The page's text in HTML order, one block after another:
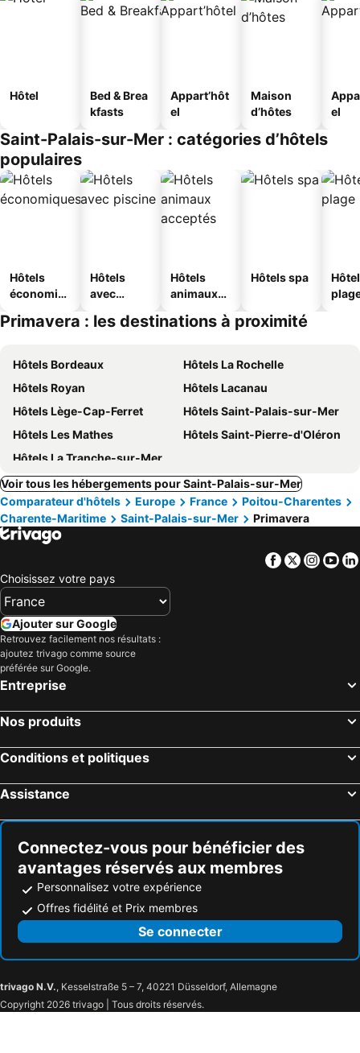
Hôtel
Bed & Brea
kfasts
Appart’hôt
el
Maison
d’hôtes
el
Saint-Palais-sur-Mer : catégories d’hôtels
populaires
Hôtels
économiq
Hôtels
avec
Hôtels
animaux
Hôtels spa
Primavera : les destinations à proximité
Hôtels Bordeaux
Hôtels La Rochelle
Hôtels Royan
Hôtels Lacanau
Hôtels Lège-Cap-Ferret
Hôtels Saint-Palais-sur-Mer
Hôtels Les Mathes
Hôtels Saint-Pierre-d'Oléron
Hôtels La Tranche-sur-Mer
Voir tous les hébergements pour Saint-Palais-sur-Mer
Comparateur d'hôtels
Europe France
Poitou-Charentes
Charente-Maritime
Saint-Palais-sur-Mer Primavera
Facebook
Twitter
Choisissez votre pays
Ajouter sur Google
Retrouvez facilement nos résultats :
ajoutez trivago comme source
préférée sur Google.
Entreprise
Nos produits
Conditions et politiques
Assistance
Connectez-vous pour bénéficier des
avantages réservés aux membres
Personnalisez votre expérience
Offres fidélité et Prix membres
Se connecter
trivago N.V., Kesselstraße 5 – 7, 40221 Düsseldorf, Allemagne
Copyright 2026 trivago | Tous droits réservés.